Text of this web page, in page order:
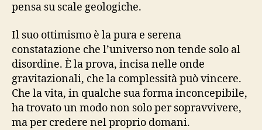
pensa su scale geologiche.
Il suo ottimismo è la pura e serena
constatazione che l’universo non tende solo al
disordine. È la prova, incisa nelle onde
gravitazionali, che la complessità può vincere.
Che la vita, in qualche sua forma inconcepibile,
ha trovato un modo non solo per sopravvivere,
ma per credere nel proprio domani.